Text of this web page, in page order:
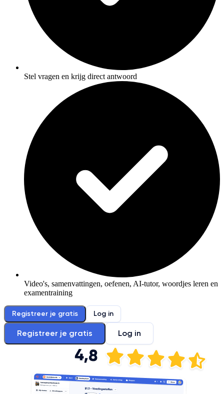
Stel vragen en krijg direct antwoord
Video's, samenvattingen, oefenen, AI-tutor, woordjes leren en
examentraining
Registreer je gratis Log in
Registreer je gratis Log in